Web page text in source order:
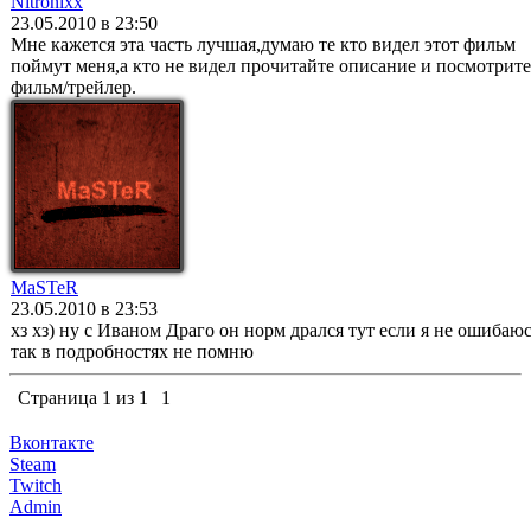
23.05.2010 в 23:50
Мне кажется эта часть лучшая,думаю те кто видел этот фильм
поймут меня,а кто не видел прочитайте описание и посмотрите
фильм/трейлер.
MaSTeR
23.05.2010 в 23:53
хз хз) ну с Иваном Драго он норм дрался тут если я не
так в подробностях не помню
Страница 1 из 1 1
Вконтакте
Steam
Twitch
Admin